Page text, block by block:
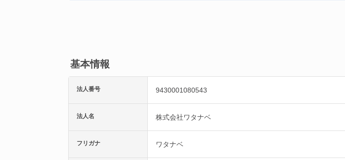
基本情報
法人番号 9430001080543
法人名 株式会社ワタナベ
フリガナ ワタナベ